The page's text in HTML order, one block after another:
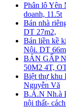
Phân lô Yên
doanh, 11.5t
Bán nhà
DT 27m2,
Bán liền kề
Nội. DT
BÁN GẤP
50M2 4T,
Biệt thự khu
Nguyễn Vă
B.Á.N Nh.à
nội thất-